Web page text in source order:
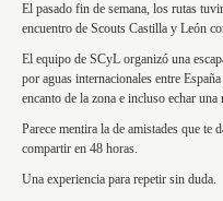
El pasado fin de semana, los rutas
encuentro de Scouts Castilla y León
El equipo de SCyL organizó una
por aguas internacionales entre
encanto de la zona e incluso echar
Parece mentira la de amistades que te
compartir en 48 horas.
Una experiencia para repetir sin duda.